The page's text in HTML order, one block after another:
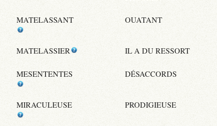
MATELASSANT OUATANT
MATELASSIER IL A DU RESSORT
MESENTENTES DÉSACCORDS
MIRACULEUSE PRODIGIEUSE